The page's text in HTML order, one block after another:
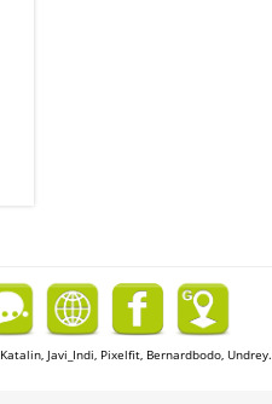
Javi_Indi, Pixelfit, Bernardbodo, Undrey.